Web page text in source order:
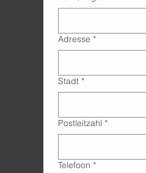
Adresse *
Stadt *
Postleitzahl *
Telefoon *